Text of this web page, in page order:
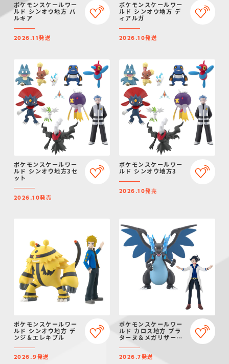
ポケモンスケールワー
ルド シンオウ地方 パ
ルキア
2026.11発送
ポケモンスケールワー
ルド シンオウ地方 デ
ィアルガ
2026.10発送
ポケモンスケールワー
ルド シンオウ地方3セ
ット
2026.10発売
ポケモンスケールワー
ルド シンオウ地方3
2026.10発売
ポケモンスケールワー
ルド シンオウ地方 デ
ンジ＆エレキブル
2026.9発送
ポケモンスケールワー
ルド カロス地方 プラ
ターヌ＆メガリザード
2026.7 発送